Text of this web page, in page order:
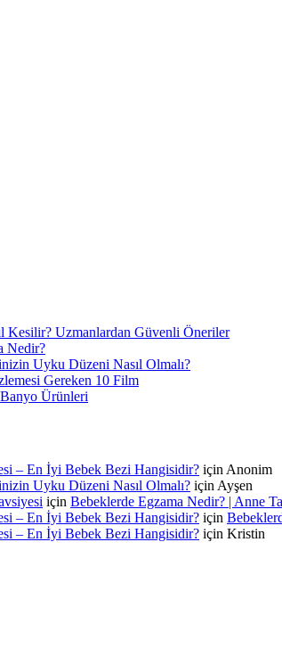
Kesilir? Uzmanlardan Güvenli Öneriler
Nedir?
Uyku Düzeni Nasıl Olmalı?
Gereken 10 Film
Ürünleri
– En İyi Bebek Bezi Hangisidir? için Anonim
Uyku Düzeni Nasıl Olmalı? için Ayşen
için Bebeklerde Egzama Nedir? | Anne
– En İyi Bebek Bezi Hangisidir? için
– En İyi Bebek Bezi Hangisidir? için Kristin